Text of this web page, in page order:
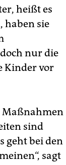
heißt es
haben sie
nur die
Kinder vor
Maßnahmen
sind
geht bei den
sagt